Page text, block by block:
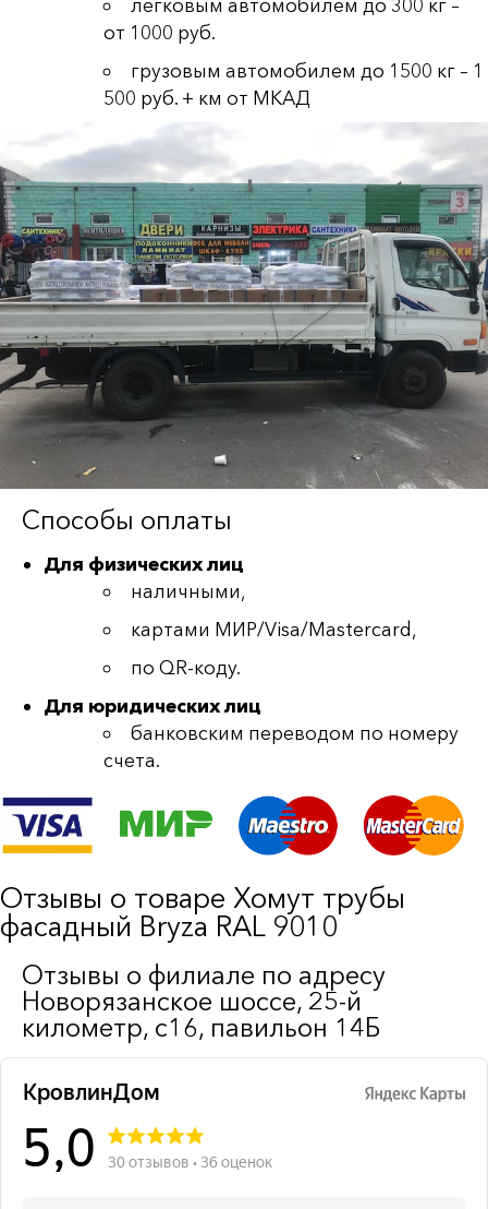
легковым автомобилем до 300 кг –
от 1000 руб.
грузовым автомобилем до 1500 кг – 1
500 руб. + км от МКАД
Способы оплаты
Для физических лиц
наличными,
картами МИР/Visa/Mastercard,
по QR-коду.
Для юридических лиц
банковским переводом по номеру
счета.
Отзывы о товаре Хомут трубы
фасадный Bryza RAL 9010
Отзывы о филиале по адресу
Новорязанское шоссе, 25-й
километр, с16, павильон 14Б